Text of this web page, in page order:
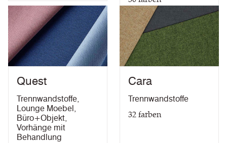
Quest
Trennwandstoffe,
Lounge Moebel ,
Büro+Objekt,
Vorhänge mit
Behandlung
Cara
Trennwandstoffe
32farben